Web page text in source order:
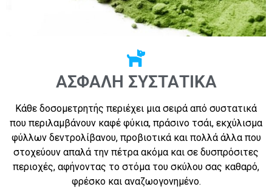
ΑΣΦΑΛΗ ΣΥΣΤΑΤΙΚΑ
Κάθε δοσομετρητής περιέχει μια σειρά από συστατικά
που περιλαμβάνουν καφέ φύκια, πράσινο τσάι, εκχύλισμα
φύλλων δεντρολίβανου, προβιοτικά και πολλά άλλα που
στοχεύουν απαλά την πέτρα ακόμα και σε δυσπρόσιτες
περιοχές, αφήνοντας το στόμα του σκύλου σας καθαρό,
φρέσκο και αναζωογονημένο.